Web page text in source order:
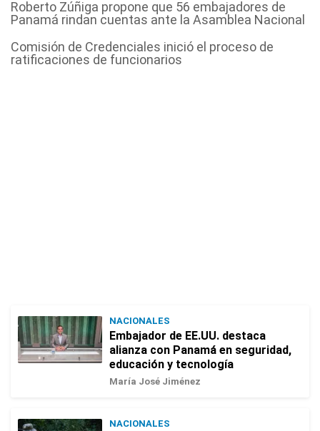
Roberto Zúñiga propone que 56 embajadores de
Panamá rindan cuentas ante la Asamblea Nacional
Comisión de Credenciales inició el proceso de
ratificaciones de funcionarios
NACIONALES
Embajador de EE.UU. destaca
alianza con Panamá en seguridad,
educación y tecnología
María José Jiménez
NACIONALES